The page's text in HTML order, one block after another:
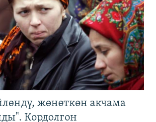
жөнөткөн акчама
Кордолгон